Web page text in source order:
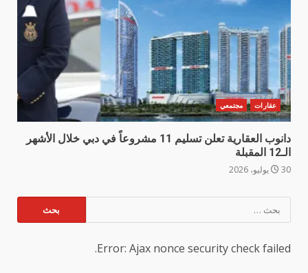
عقارات مجتمعي
دانوب العقارية تعلن تسليم 11 مشروعاً في دبي خلال الأشهر
الـ12 المقبلة
30 يوليو، 2026
عن:
Error: Ajax nonce security check failed.